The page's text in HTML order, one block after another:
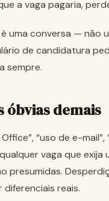
a vaga pagaria,
uma conversa — não
de candidatura
sempre.
óbvias demais
“uso de e-mail”,
vaga que exija
presumidas.
reais.